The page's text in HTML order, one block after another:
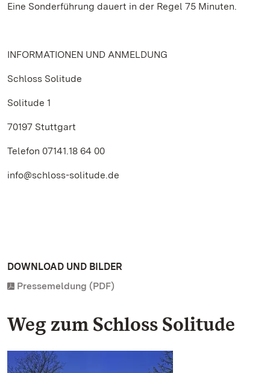
Eine Sonderführung dauert in der Regel 75 Minuten.
INFORMATIONEN UND ANMELDUNG
Schloss Solitude
Solitude 1
70197 Stuttgart
Telefon 07141.18 64 00
info@schloss-solitude.de
DOWNLOAD UND BILDER
Pressemeldung (PDF)
Weg zum Schloss Solitude